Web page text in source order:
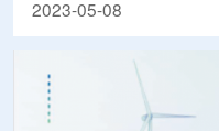
2023-05-08